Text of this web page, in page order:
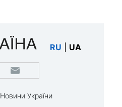
RU UA
Новини України